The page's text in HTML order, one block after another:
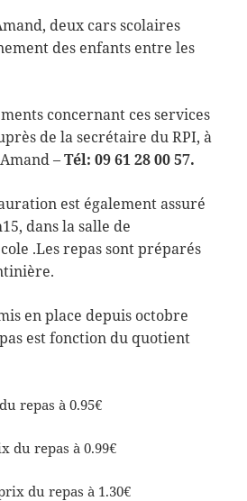
deux cars scolaires
des enfants entre les
concernant ces services
de la secrétaire du RPI, à
–Tél: 09 61 28 00 57.
est également assuré
dans la salle de
.Les repas sont préparés
en place depuis octobre
est fonction du quotient
repas à 0.95€
du repas à 0.99€
du repas à 1.30€